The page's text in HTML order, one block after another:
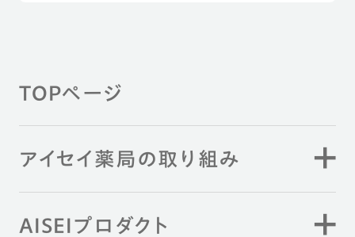
TOPページ
アイセイ薬局の取り組み
AISEIプロダクト